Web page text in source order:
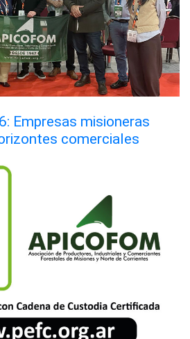
Empresas misioneras
comerciales